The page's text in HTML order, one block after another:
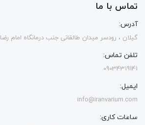
تماس با ما
آدرس:
گیلان ، رودسر میدان طالقانی جنب درمانگاه امام رضا
تلفن تماس:
09034319141
ایمیل:
info@iranvarium.com
ساعات کاری: